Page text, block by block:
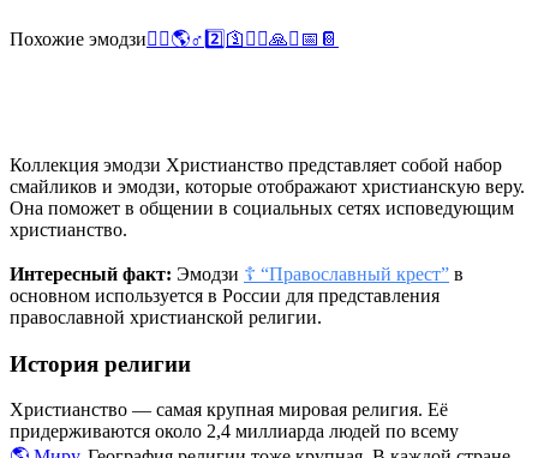
Похожие эмодзи🧎‍♀️🌎♂️ 2️⃣ 🛐 🧎‍♂️🙏⛪ 📅 📔
Коллекция эмодзи Христианство представляет собой набор
смайликов и эмодзи, которые отображают христианскую веру.
Она поможет в общении в социальных сетях исповедующим
христианство.
Интересный факт: Эмодзи ☦️ “Православный крест” в
основном используется в России для представления
православной христианской религии.
История религии
Христианство — самая крупная мировая религия. Её
придерживаются около 2,4 миллиарда людей по всему